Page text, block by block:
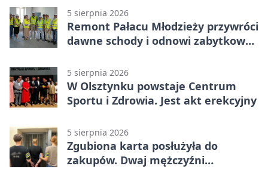
5 sierpnia 2026
Remont Pałacu Młodzieży przywróci
dawne schody i odnowi zabytkowy
5 sierpnia 2026
W Olsztynku powstaje Centrum
Sportu i Zdrowia. Jest akt erekcyjny
5 sierpnia 2026
Zgubiona karta posłużyła do
zakupów. Dwaj mężczyźni